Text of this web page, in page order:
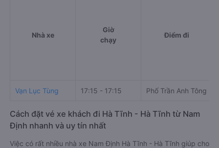
Nhà xe
Giờ
chạy
Điểm đi
Vạn Lục Tùng 17:15 - 17:15 Phố Trần Anh Tông
Cách đặt vé xe khách đi Hà Tĩnh - Hà Tĩnh từ Nam
Định nhanh và uy tín nhất
Việc có rất nhiều nhà xe Nam Định Hà Tĩnh - Hà Tĩnh giúp cho